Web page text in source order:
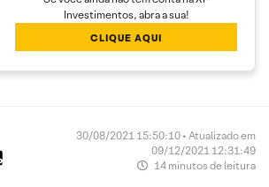
Investimentos, abra a sua!
CLIQUE AQUI
30/08/2021 15:50:10 • Atualizado em
09/12/2021 12:31:49
14 minutos de leitura